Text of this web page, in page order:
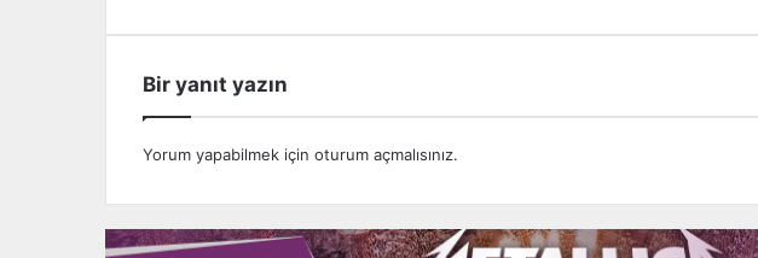
n
u
l
n
Bir yanıt yazın
Yorum yapabilmek için oturum açmalısınız.